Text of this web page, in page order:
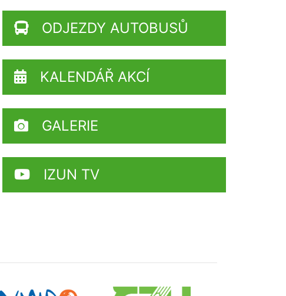
ODJEZDY AUTOBUSŮ
KALENDÁŘ AKCÍ
GALERIE
IZUN TV